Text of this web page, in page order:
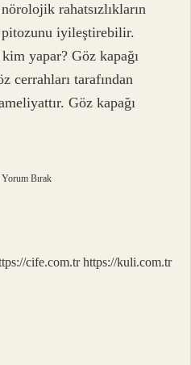
rahatsızlıkların
pitozunu iyileştirebilir.
yapar? Göz kapağı
cerrahları tarafından
Göz kapağı
Yorum Bırak
cife.com.tr https://kuli.com.tr